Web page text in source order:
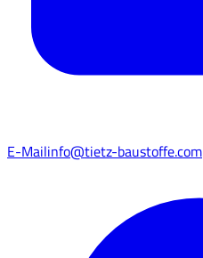
E-Mailinfo@tietz-baustoffe.com